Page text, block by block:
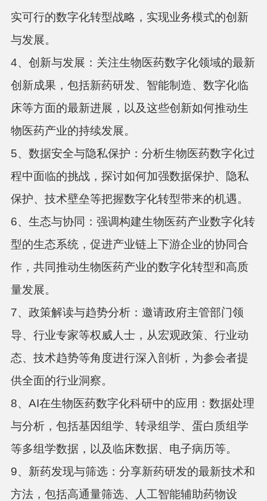
实可行的数字化转型战略，实现业务模式的创新
与发展。
4、创新与发展：关注生物医药数字化领域的最新
创新成果，包括新药研发、智能制造、数字化临
床等方面的最新进展，以及这些创新如何推动生
物医药产业的持续发展。
5、数据安全与隐私保护：分析生物医药数字化过
程中面临的挑战，探讨如何加强数据保护、隐私
保护、技术壁垒等把握数字化转型带来的机遇。
6、生态与协同：强调构建生物医药产业数字化转
型的生态系统，促进产业链上下游企业的协同合
作，共同推动生物医药产业的数字化转型和高质
量发展。
7、政策解读与趋势分析：邀请政府主管部门领
导、行业专家等权威人士，从宏观政策、行业动
态、技术趋势等角度进行深入剖析，为参会者提
供全面的行业洞察。
8、AI在生物医药数字化科研中的应用：数据处理
与分析，包括基因组学、转录组学、蛋白质组学
等多组学数据，以及临床数据、电子病历等。
9、新药发现与筛选：分享新药研发的最新技术和
方法，包括高通量筛选、人工智能辅助药物设